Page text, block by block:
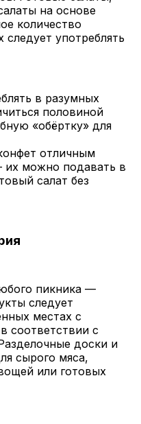
на основе
количество
употреблять
в разумных
половиной
«обёртку» для
отличным
их можно подавать в
салат без
пикника —
следует
местах с
соответствии с
доски и
сырого мяса,
или готовых